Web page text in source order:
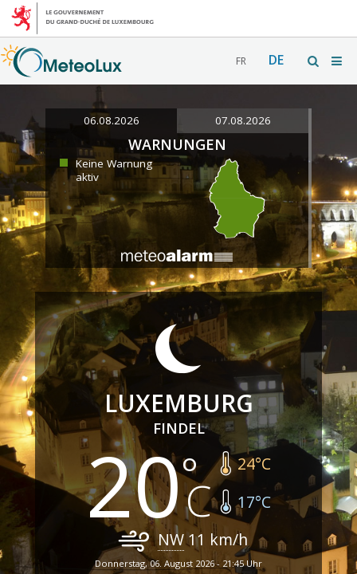
FR DE
06.08.2026 07.08.2026
WARNUNGEN
Keine Warnung
aktiv
LUXEMBURG
FINDEL
20 24°C
17°C
NW11 km/h
Donnerstag, 06. August 2026 - 21:45 Uhr